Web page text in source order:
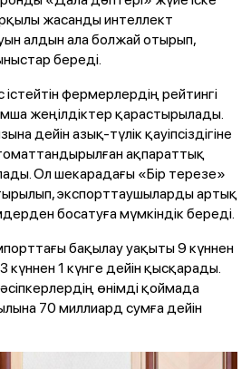
жасанды интеллект
алдын ала болжай отырып,
береді.
фермерлердің рейтингі
жеңілдіктер қарастырылады.
дейін азық-түлік қауіпсіздігіне
ақпараттық
Ол шекарадағы «Бір терезе»
экспорттаушыларды артық
босатуға мүмкіндік береді.
бақылау уақыты 9 күннен
күннен 1 күнге дейін қысқарады.
өнімді қоймада
70 миллиард сумға дейін